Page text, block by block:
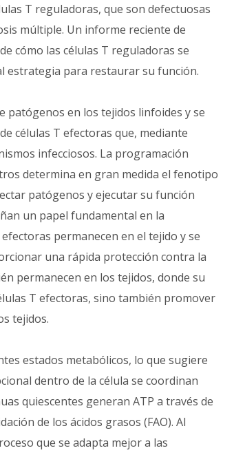
T reguladoras, que son defectuosas
múltiple. Un informe reciente de
cómo las células T reguladoras se
estrategia para restaurar su función.
patógenos en los tejidos linfoides y se
células T efectoras que, mediante
infecciosos. La programación
determina en gran medida el fenotipo
patógenos y ejecutar su función
un papel fundamental en la
permanecen en el tejido y se
una rápida protección contra la
permanecen en los tejidos, donde su
T efectoras, sino también promover
tejidos.
estados metabólicos, lo que sugiere
dentro de la célula se coordinan
quiescentes generan ATP a través de
de los ácidos grasos (FAO). Al
que se adapta mejor a las